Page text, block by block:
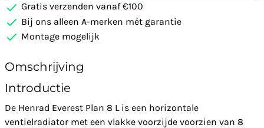
Gratis verzenden vanaf €100
Bij ons alleen A-merken mét garantie
Montage mogelijk
Omschrijving
Introductie
De Henrad Everest Plan 8 L is een horizontale
ventielradiator met een vlakke voorzijde voorzien van 8